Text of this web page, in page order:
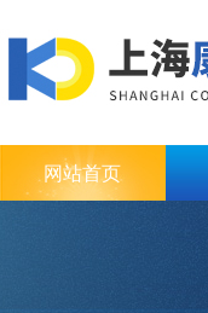
网站首页